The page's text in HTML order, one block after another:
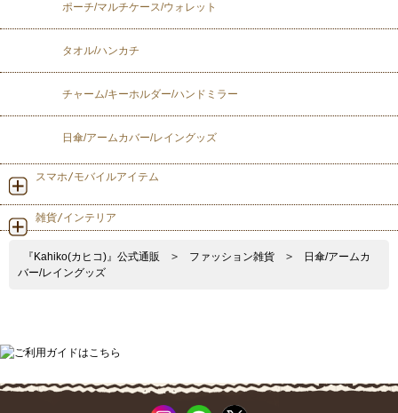
ポーチ/マルチケース/ウォレット
タオル/ハンカチ
チャーム/キーホルダー/ハンドミラー
日傘/アームカバー/レイングッズ
スマホ/モバイルアイテム
雑貨/インテリア
『Kahiko(カヒコ)』公式通販 > ファッション雑貨 >
日傘/アームカ
バー/レイングッズ